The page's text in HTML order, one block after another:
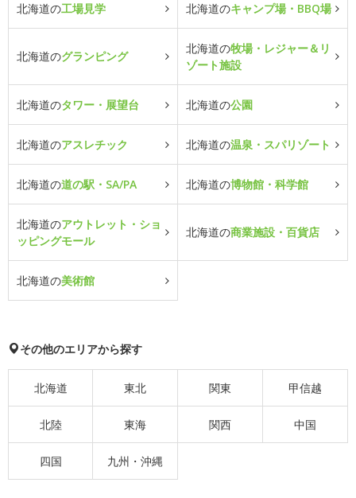
北海道の工場見学 北海道のキャンプ場・BBQ場
北海道のグランピング
北海道の牧場・レジャー＆リ
ゾート施設
北海道のタワー・展望台 北海道の公園
北海道のアスレチック 北海道の温泉・スパリゾート
北海道の道の駅・SA/PA 北海道の博物館・科学館
北海道のアウトレット・ショ
ッピングモール
北海道の商業施設・百貨店
北海道の美術館
その他のエリアから探す
北海道 東北 関東 甲信越
北陸 東海 関西 中国
四国 九州・沖縄